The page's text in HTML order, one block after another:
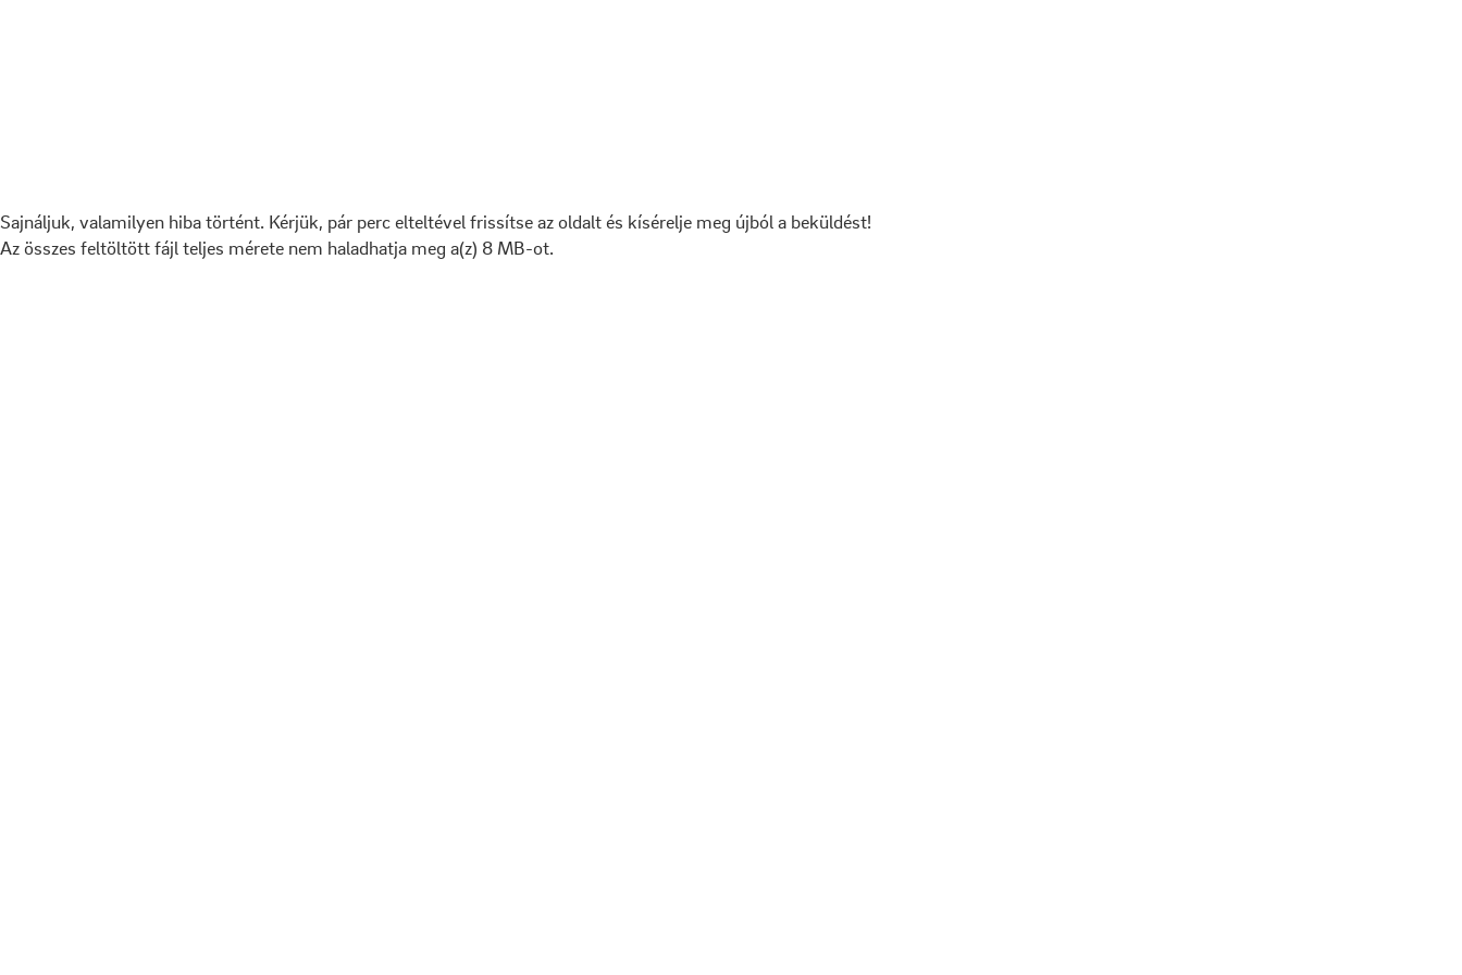
Sajnáljuk, valamilyen hiba történt. Kérjük, pár perc elteltével frissítse az oldalt és kísérelje meg újból a beküldést!
Az összes feltöltött fájl teljes mérete nem haladhatja meg a(z) 8 MB-ot.